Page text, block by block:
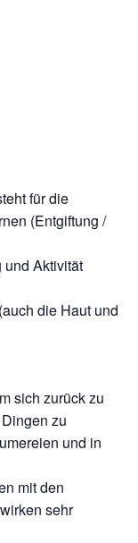
für die
(Entgiftung /
und Aktivität
die Haut und
sich zurück zu
zu
und in
mit den
sehr